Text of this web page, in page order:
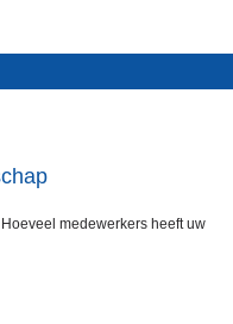
medewerkers heeft uw